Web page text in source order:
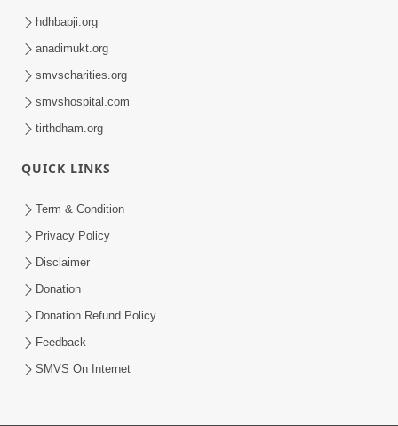
hdhbapji.org
anadimukt.org
smvscharities.org
smvshospital.com
tirthdham.org
QUICK LINKS
Term & Condition
Privacy Policy
Disclaimer
Donation
Donation Refund Policy
Feedback
SMVS On Internet